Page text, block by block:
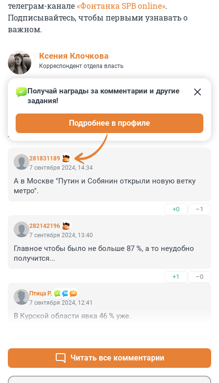
телеграм-канале«Фонтанка SPB online».
Подписывайтесь, чтобы первыми узнавать о
важном.
Ксения Клочкова
Корреспондент отдела власть
КОММЕНТАРИИ 24
281831189
Получай награды за комментарии и другие
задания!
Подробнее в профиле
7 сентября 2024, 14:34
А в Москве "Путин и Собянин открыли новую ветку
метро".
+0 –1
282142196
7 сентября 2024, 13:40
Главное чтобы было не больше 87 %, а то неудобно
получится...
+1 –0
Птица Р.
7 сентября 2024, 12:41
В Курской области явка 46 % уже.
Читать все комментарии